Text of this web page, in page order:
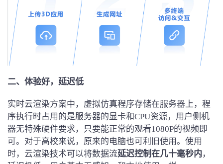
二、体验好，延迟低
实时云渲染方案中，虚拟仿真程序存储在服务器上，程
序执行时占用的是服务器的显卡和CPU资源，用户侧机
器无特殊硬件要求，只要能正常的观看1080P的视频即
可。对于高校来说，原来的电脑也可利旧使用。使用
时，云渲染技术可以将数据流延迟控制在几十毫秒内 ，